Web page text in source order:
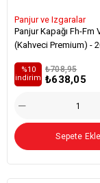
Panjur ve Izgaralar
Panjur Kapağı Fh-Fm
(Kahveci Premium) -
₺638,05
₺708,95
%10
i̇ndirim
Sepete Ekle